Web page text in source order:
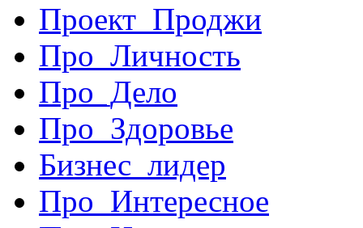
Проект_Проджи
Про_Личность
Про_Дело
Про_Здоровье
Бизнес_лидер
Про_Интересное